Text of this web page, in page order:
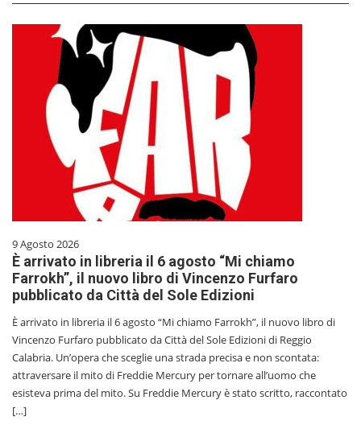
9 Agosto 2026
È arrivato in libreria il 6 agosto “Mi chiamo
Farrokh”, il nuovo libro di Vincenzo Furfaro
pubblicato da Città del Sole Edizioni
È arrivato in libreria il 6 agosto “Mi chiamo Farrokh”, il nuovo libro di
Vincenzo Furfaro pubblicato da Città del Sole Edizioni di Reggio
Calabria. Un’opera che sceglie una strada precisa e non scontata:
attraversare il mito di Freddie Mercury per tornare all’uomo che
esisteva prima del mito. Su Freddie Mercury è stato scritto, raccontato
[…]